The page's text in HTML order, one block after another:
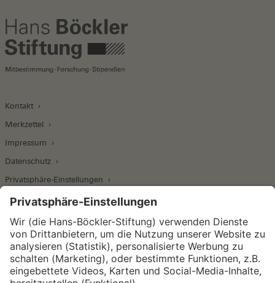
Kontakt
Merkzettel
Impressum
Datenschutz
Privatsphäre-Einstellungen
Wirtschafts- und Sozialwissenschaftliches Institut
Institut für Makroökonomie und